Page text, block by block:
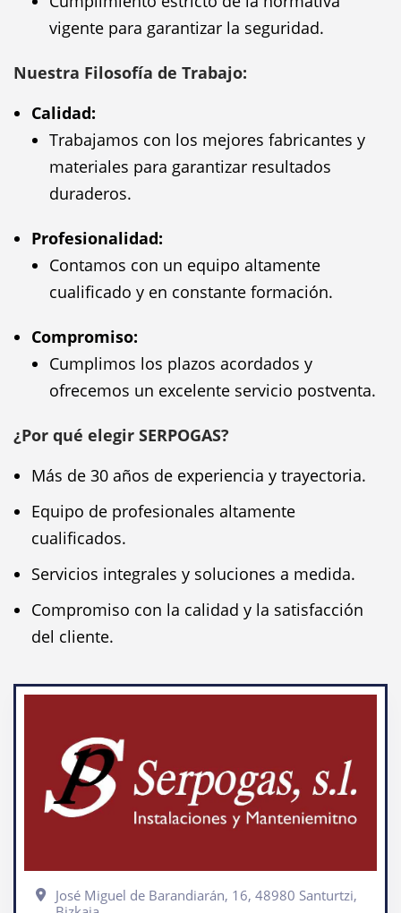
vigente para garantizar la seguridad.
Nuestra Filosofía de Trabajo:
Calidad:
Trabajamos con los mejores fabricantes y
materiales para garantizar resultados
duraderos.
Profesionalidad:
Contamos con un equipo altamente
cualificado y en constante formación.
Compromiso:
Cumplimos los plazos acordados y
ofrecemos un excelente servicio postventa.
¿Por qué elegir SERPOGAS?
Más de 30 años de experiencia y trayectoria.
Equipo de profesionales altamente
cualificados.
Servicios integrales y soluciones a medida.
Compromiso con la calidad y la satisfacción
del cliente.
José Miguel de Barandiarán, 16, 48980 Santurtzi,